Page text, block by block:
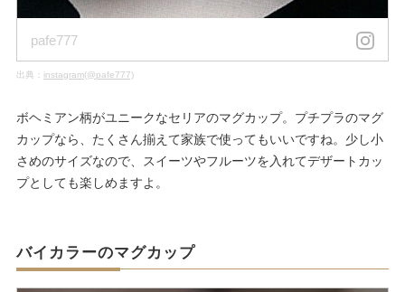
pafe777
出典： instagram(@pafe777)
ボヘミアン柄がユニークなセリアのマグカップ。プチプラのマグ
カップなら、たくさん揃えて家族で使ってもいいですね。少し小
さめのサイズなので、スイーツやフルーツを入れてデザートカッ
プとしても楽しめますよ。
バイカラーのマグカップ